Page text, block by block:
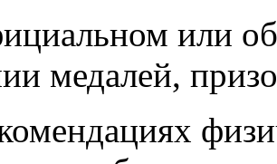
или
медалей,